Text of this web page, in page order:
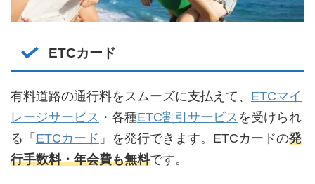
ETCカード
有料道路の通行料をスムーズに支払えて、 ETCマイ
レージサービス ・各種ETC割引サービス を受けられ
る「 ETCカード 」を発行できます。ETCカードの発
行手数料・年会費も無料です。